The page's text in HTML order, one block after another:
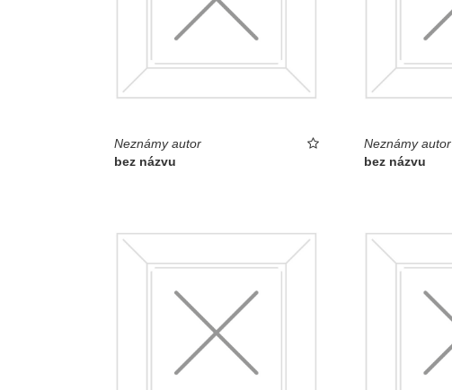
Neznámy autor
bez názvu
Neznámy autor
bez názvu